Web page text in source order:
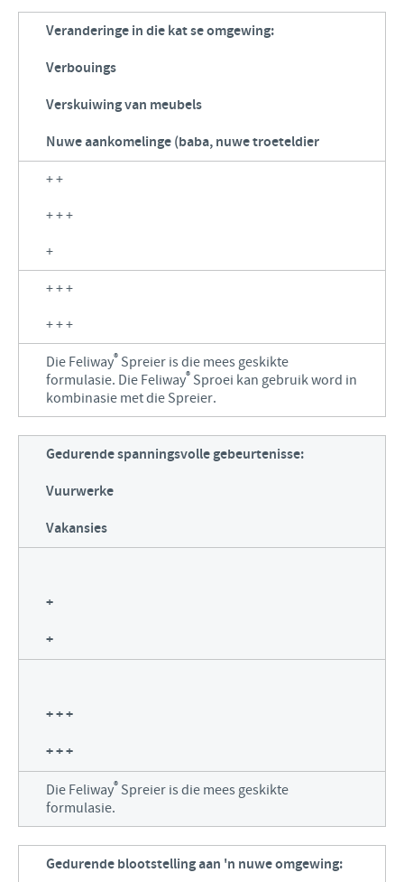
Veranderinge in die kat se omgewing:
Verbouings
Verskuiwing van meubels
Nuwe aankomelinge (baba, nuwe troeteldier
+ +
+ + +
+
+ + +
+ + +
Die Feliway® Spreier is die mees geskikte
formulasie. Die Feliway® Sproei kan gebruik word in
kombinasie met die Spreier.
Gedurende spanningsvolle gebeurtenisse:
Vuurwerke
Vakansies
+
+
+ + +
+ + +
Die Feliway® Spreier is die mees geskikte
formulasie.
Gedurende blootstelling aan 'n nuwe omgewing: